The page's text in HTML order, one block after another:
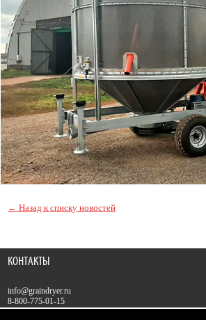
← Назад к списку новостей
КОНТАКТЫ
info@graindryer.ru
8-800-775-01-15